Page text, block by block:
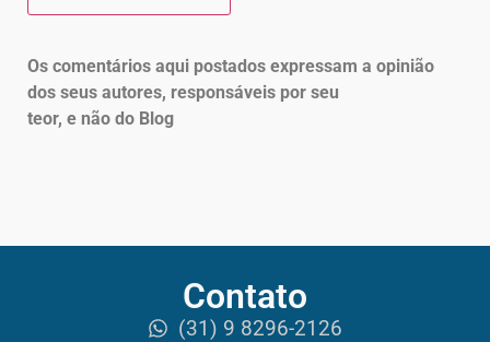
Os comentários aqui postados expressam a opinião
dos seus autores, responsáveis por seu
teor, e não do Blog
Contato
(31) 9 8296-2126